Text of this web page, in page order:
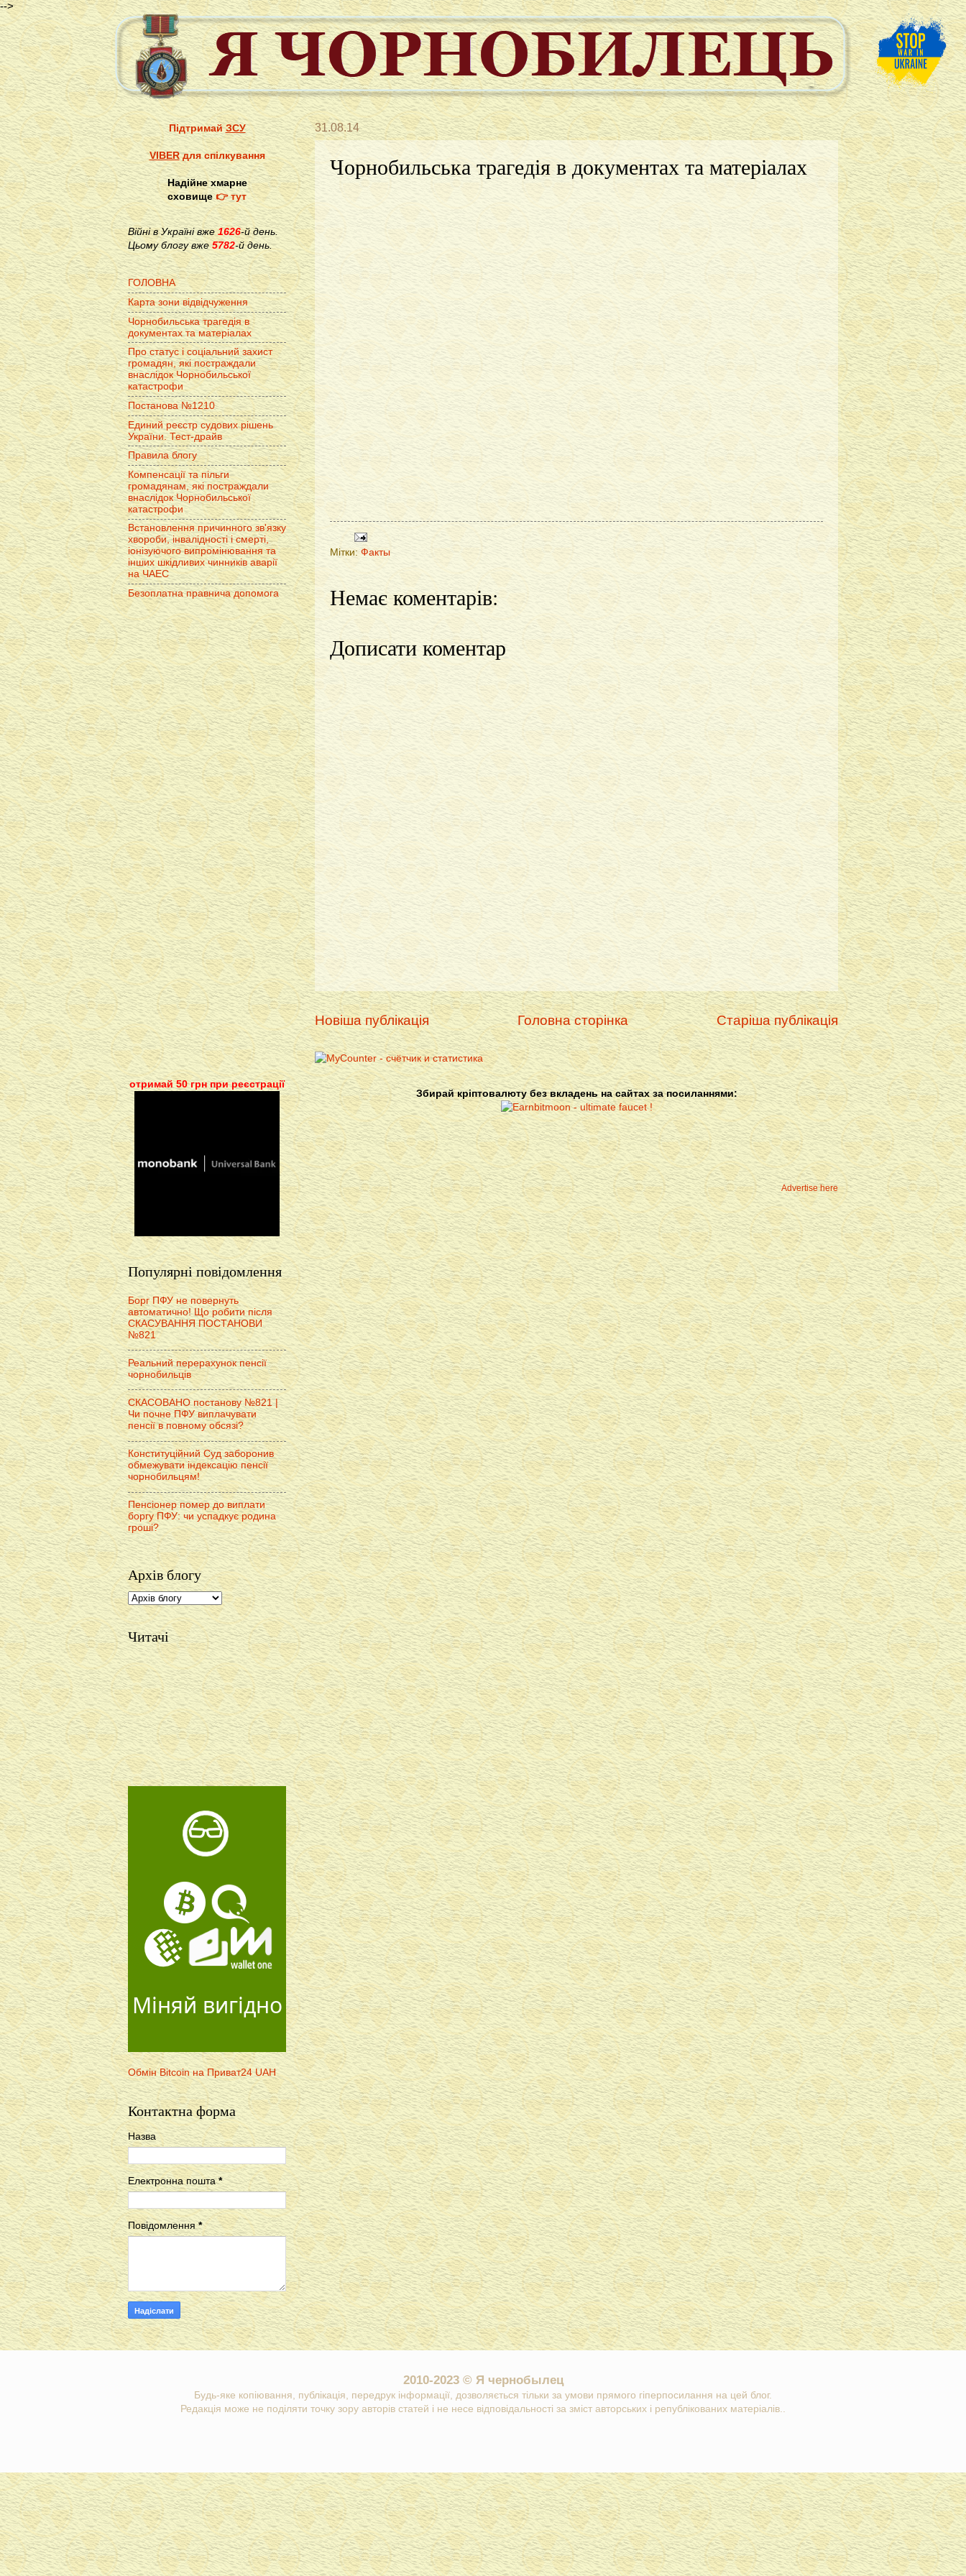
-->
31.08.14
Чорнобильська трагедія в документах та матеріалах
Мітки: Факты
Немає коментарів:
Дописати коментар
Новіша публікація Старіша публікація
Головна сторінка
Збирай кріптовалюту без вкладень на сайтах за посиланнями:
Advertise here
ПідтримайЗСУ
VIBERдля спілкування
Надійне хмарне
сховище👉 тут
Війні в Україні вже1626-й день.
Цьому блогу вже 5782-й день.
ГОЛОВНА
Карта зони відвідчуження
Чорнобильська трагедія в
документах та матеріалах
Про статус і соціальний захист
громадян, які постраждали
внаслідок Чорнобильської
катастрофи
Постанова №1210
Единий реєстр судових рішень
України. Тест-драйв
Правила блогу
Компенсації та пільги
громадянам, які постраждали
внаслідок Чорнобильської
катастрофи
Встановлення причинного зв'язку
хвороби, інвалідності і смерті,
іонізуючого випромінювання та
інших шкідливих чинників аварії
на ЧАЕС
Безоплатна правнича допомога
отримай 50 грн при реєстрації
Популярні повідомлення
Борг ПФУ не повернуть
автоматично! Що робити після
СКАСУВАННЯ ПОСТАНОВИ
№821
Реальний перерахунок пенсії
чорнобильців
СКАСОВАНО постанову №821 |
Чи почне ПФУ виплачувати
пенсії в повному обсязі?
Конституційний Суд заборонив
обмежувати індексацію пенсії
чорнобильцям!
Пенсіонер помер до виплати
боргу ПФУ: чи успадкує родина
гроші?
Архів блогу
Читачі
Міняй вигідно
Обмін Bitcoin на Приват24 UAH
Контактна форма
Назва
Електронна пошта*
Повідомлення*
2010-2023 © Я чернобылец
Будь-яке копіювання, публікація, передрук інформації, дозволяється тільки за умови прямого гіперпосилання на цей блог.
Редакція може не поділяти точку зору авторів статей і не несе відповідальності за зміст авторських і републікованих матеріалів..